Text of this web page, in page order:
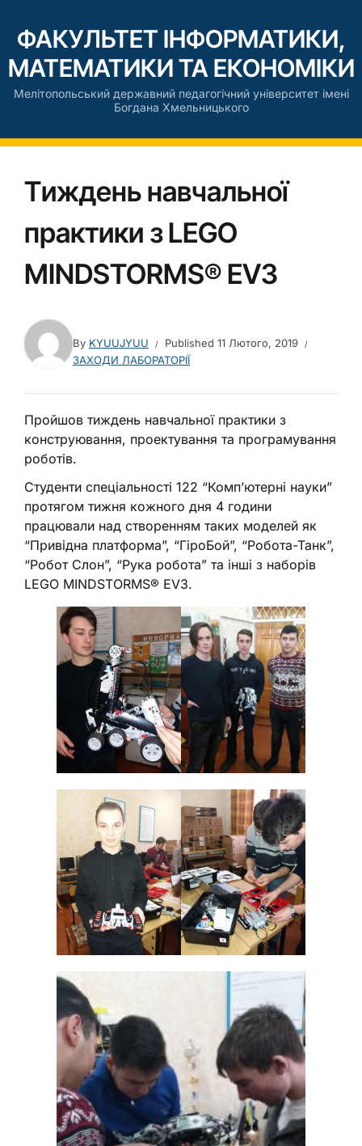
ФАКУЛЬТЕТ ІНФОРМАТИКИ,
МАТЕМАТИКИ ТА ЕКОНОМІКИ
Мелітопольський державний педагогічний університет імені
Богдана Хмельницького
Tиждень навчальної
практики з LEGO
MINDSTORMS® EV3
By KYUUJYUU Published 11 Лютого, 2019
ЗАХОДИ ЛАБОРАТОРІЇ
Пройшов тиждень навчальної практики з
конструювання, проектування та програмування
роботів.
Студенти спеціальності 122 “Комп’ютерні науки”
протягом тижня кожного дня 4 години
працювали над створенням таких моделей як
“Привідна платформа”, “ГіроБой”, “Робота-Танк”,
“Робот Слон”, “Рука робота” та інші з наборів
LEGO MINDSTORMS® EV3.